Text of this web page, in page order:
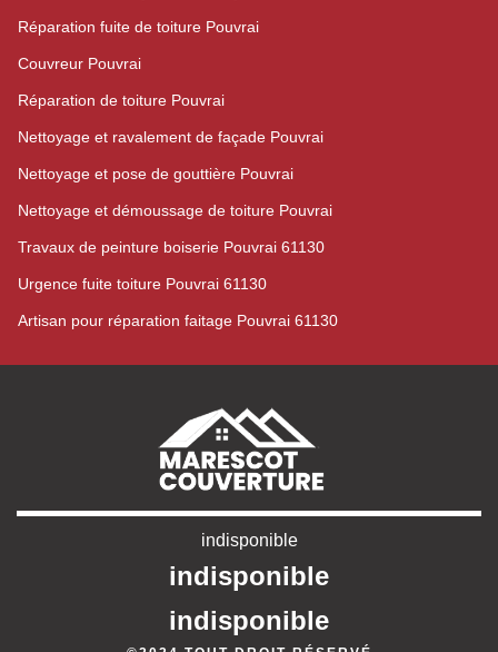
Réparation fuite de toiture Pouvrai
Couvreur Pouvrai
Réparation de toiture Pouvrai
Nettoyage et ravalement de façade Pouvrai
Nettoyage et pose de gouttière Pouvrai
Nettoyage et démoussage de toiture Pouvrai
Travaux de peinture boiserie Pouvrai 61130
Urgence fuite toiture Pouvrai 61130
Artisan pour réparation faitage Pouvrai 61130
indisponible
indisponible
indisponible